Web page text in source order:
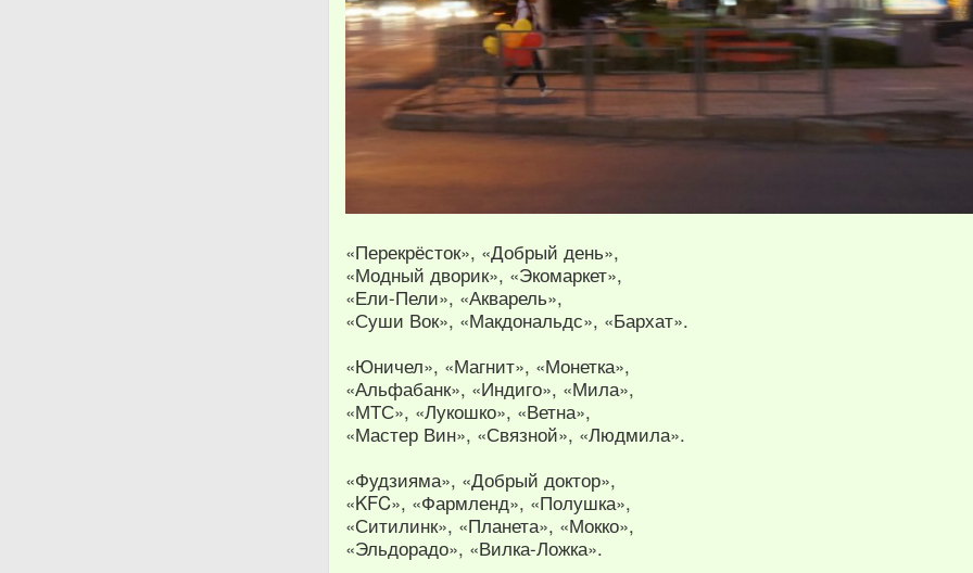
«Перекрёсток», «Добрый день»,
«Модный дворик», «Экомаркет»,
«Ели-Пели», «Акварель»,
«Суши Вок», «Макдональдс», «Бархат».
«Юничел», «Магнит», «Монетка»,
«Альфабанк», «Индиго», «Мила»,
«МТС», «Лукошко», «Ветна»,
«Мастер Вин», «Связной», «Людмила».
«Фудзияма», «Добрый доктор»,
«KFC», «Фармленд», «Полушка»,
«Ситилинк», «Планета», «Мокко»,
«Эльдорадо», «Вилка-Ложка».